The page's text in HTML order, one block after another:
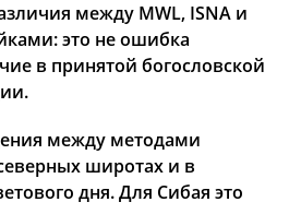
между MWL, ISNA и
это не ошибка
в принятой богословской
между методами
широтах и в
дня. Для Сибая это